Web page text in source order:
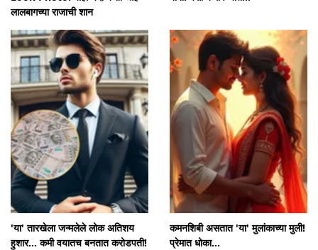
लालबागच्या राजाची शान
'या' तारखेला जन्मलेले लोक अतिशय
हुशार... कमी वयातच बनतात करोडपती!
कमनशिबी असतात 'या' मुलांकाच्या मुली!
प्रेमात धोका...